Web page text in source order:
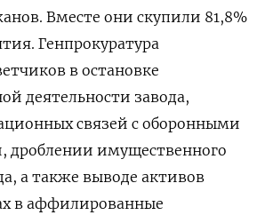
Вместе они скупили 81,8%
Генпрокуратура
в остановке
деятельности завода,
связей с оборонными
дроблении имущественного
а также выводе активов
в аффилированные